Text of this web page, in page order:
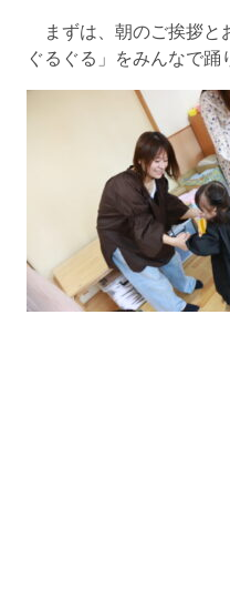
まずは、朝のご挨拶と
ぐるぐる」をみんなで踊